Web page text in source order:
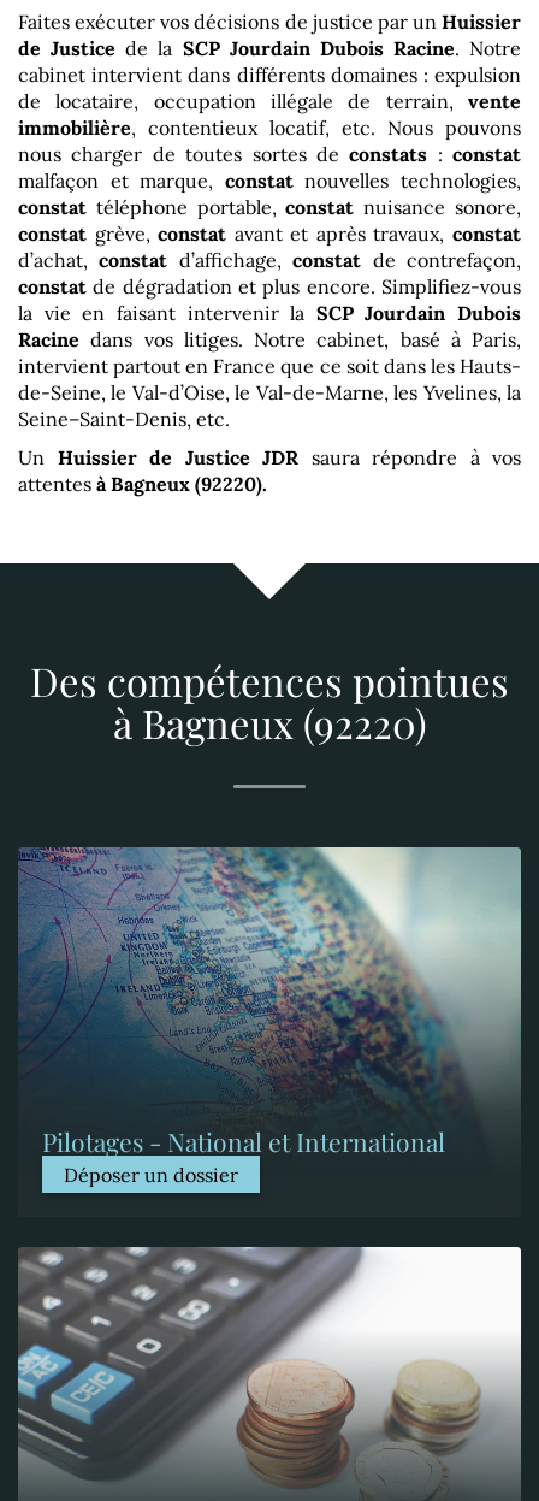
Faites exécuter vos décisions de justice par un Huissier
de Justice de la SCP Jourdain Dubois Racine. Notre
cabinet intervient dans différents domaines : expulsion
de locataire, occupation illégale de terrain, vente
immobilière, contentieux locatif, etc. Nous pouvons
nous charger de toutes sortes deconstats : constat
malfaçon et marque, constatnouvelles technologies,
constat téléphone portable,constat nuisance sonore,
constat grève,constat avant et après travaux,constat
d’achat,constat d’affichage,constat de contrefaçon,
constat de dégradation et plus encore. Simplifiez-vous
la vie en faisant intervenir la SCP Jourdain Dubois
Racine dans vos litiges. Notre cabinet, basé à Paris,
intervient partout en France que ce soit dans les Hauts-
de-Seine, le Val-d’Oise, le Val-de-Marne, les Yvelines, la
Seine–Saint-Denis, etc.
Un Huissier de Justice JDR saura répondre à vos
attentes à Bagneux (92220).
Des compétences pointues
à Bagneux (92220)
Pilotages - National et International
Déposer un dossier